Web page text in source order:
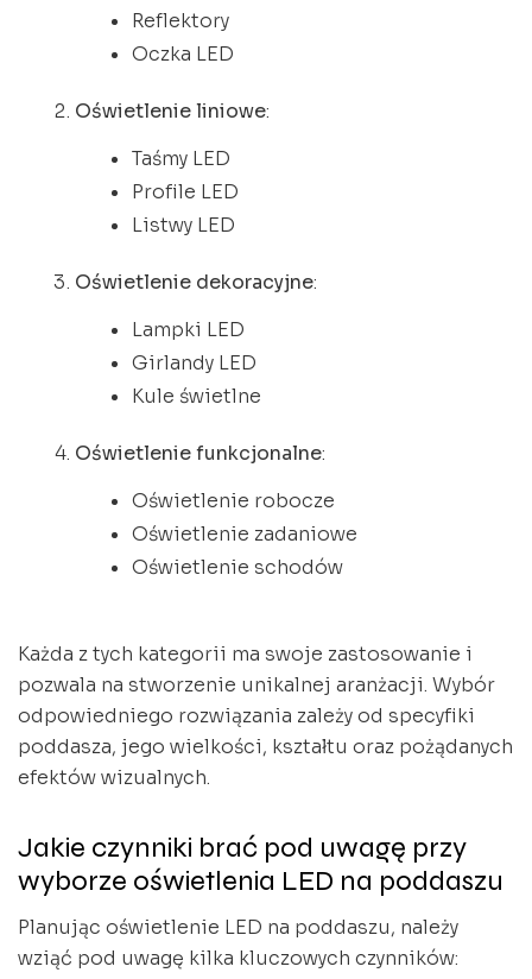
Reflektory
Oczka LED
Oświetlenie liniowe:
Taśmy LED
Profile LED
Listwy LED
Oświetlenie dekoracyjne:
Lampki LED
Girlandy LED
Kule świetlne
Oświetlenie funkcjonalne:
Oświetlenie robocze
Oświetlenie zadaniowe
Oświetlenie schodów
Każda z tych kategorii ma swoje zastosowanie i
pozwala na stworzenie unikalnej aranżacji. Wybór
odpowiedniego rozwiązania zależy od specyfiki
poddasza, jego wielkości, kształtu oraz pożądanych
efektów wizualnych.
Jakie czynniki brać pod uwagę przy
wyborze oświetlenia LED na poddaszu
Planując oświetlenie LED na poddaszu, należy
wziąć pod uwagę kilka kluczowych czynników: